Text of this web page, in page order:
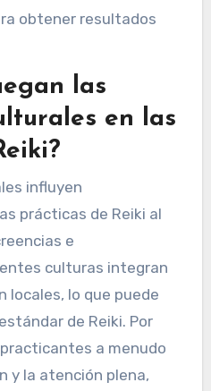
obtener resultados
las
en las
influyen
prácticas de Reiki al
e
culturas integran
locales, lo que puede
de Reiki. Por
a menudo
y la atención plena,